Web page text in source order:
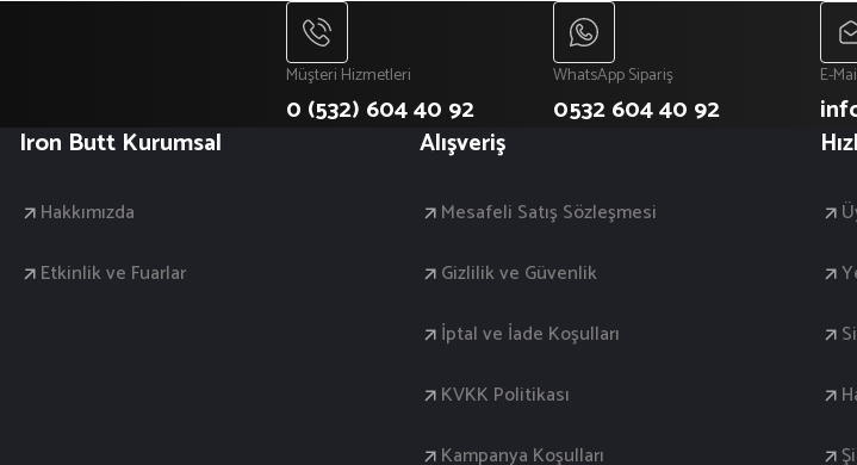
Müşteri Hizmetleri
0 (532) 604 40 92
WhatsApp Sipariş
0532 604 40 92
E-
Iron Butt Kurumsal
Hakkımızda
Etkinlik ve Fuarlar
Alışveriş
Mesafeli Satış Sözleşmesi
Gizlilik ve Güvenlik
İptal ve İade Koşulları
KVKK Politikası
Kampanya Koşulları